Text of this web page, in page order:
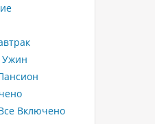
Ужин
Включено